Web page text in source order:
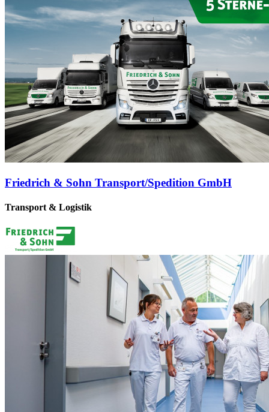
Friedrich & Sohn Transport/Spedition GmbH
Transport & Logistik